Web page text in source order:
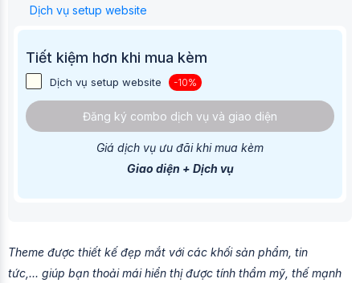
Dịch vụ setup website
Tiết kiệm hơn khi mua kèm
Dịch vụ setup website -10%
Đăng ký combo dịch vụ và giao diện
Giá dịch vụ ưu đãi khi mua kèm
Giao diện + Dịch vụ
Theme được thiết kế đẹp mắt với các khối sản phẩm, tin
tức,... giúp bạn thoải mái hiển thị được tính thẩm mỹ, thế mạnh